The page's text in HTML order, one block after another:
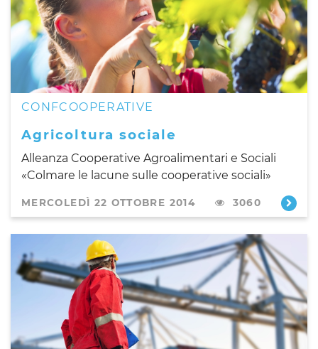
CONFCOOPERATIVE
Agricoltura sociale
Alleanza Cooperative Agroalimentari e Sociali
«Colmare le lacune sulle cooperative sociali»
MERCOLEDÌ 22 OTTOBRE 2014 3060